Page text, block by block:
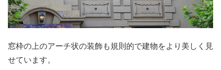
窓枠の上のアーチ状の装飾も規則的で建物をより美しく見
せています。